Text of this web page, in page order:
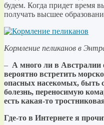
будем. Когда придет время
получать высшее
Кормление пеликанов в
– А много ли в Австралии
вероятно встретить
опасных насекомых, быть
болезнь, переносимую
есть какая-то
Где-то в Интернете я